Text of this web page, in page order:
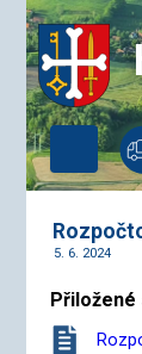
5. 6. 2024
Přiložené